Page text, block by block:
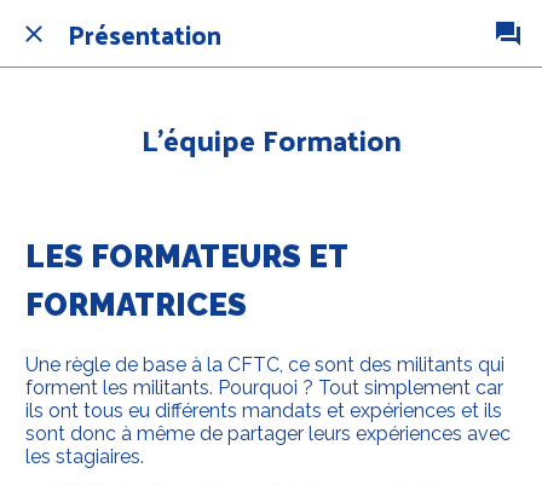
Présentation
L’équipe Formation
LES FORMATEURS ET
FORMATRICES
Une règle de base à la CFTC, ce sont des militants qui
forment les militants. Pourquoi ? Tout simplement car
ils ont tous eu différents mandats et expériences et ils
sont donc à même de partager leurs expériences avec
les stagiaires.